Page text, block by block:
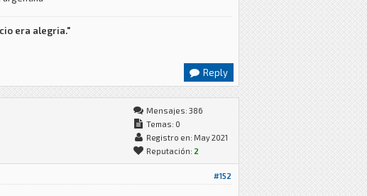
era alegria."
Reply
Mensajes: 386
Temas: 0
Registro en: May 2021
Reputación: 2
#152